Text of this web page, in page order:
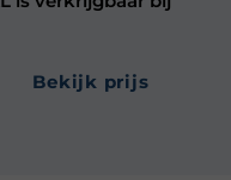
bekijk prijs